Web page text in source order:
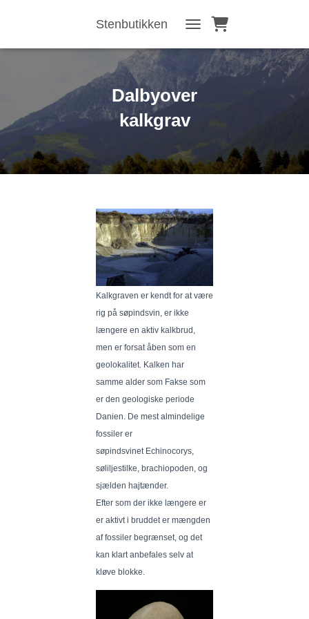
Stenbutikken
TOGGLE NAVIGATION
Dalbyover
kalkgrav
Kalkgraven er kendt for at være
rig på søpindsvin, er ikke
længere en aktiv kalkbrud,
men er forsat åben som en
geolokalitet. Kalken har
samme alder som Fakse som
er den geologiske periode
Danien. De mest almindelige
fossiler er
søpindsvinet Echinocorys,
søliljestilke, brachiopoden, og
sjælden hajtænder.
Efter som der ikke længere er
er aktivt i bruddet er mængden
af fossiler begrænset, og det
kan klart anbefales selv at
kløve blokke.